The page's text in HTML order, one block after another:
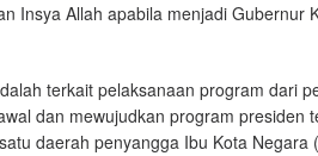
Insya Allah apabila menjadi Gubernur
terkait pelaksanaan program dari
dan mewujudkan program presiden
daerah penyangga Ibu Kota Negara